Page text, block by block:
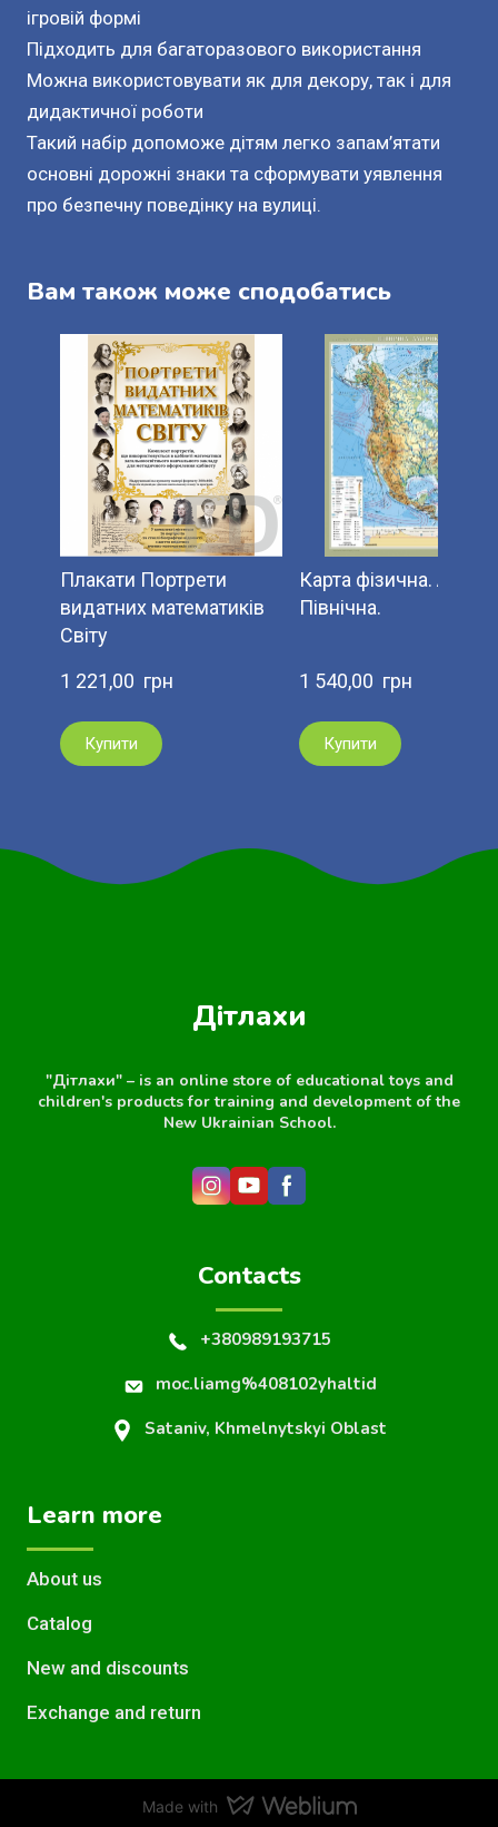
ігровій формі
Підходить для багаторазового використання
Можна використовувати як для декору, так і для
дидактичної роботи
Такий набір допоможе дітям легко запам’ятати
основні дорожні знаки та сформувати уявлення
про безпечну поведінку на вулиці.
Вам також може сподобатись
Плакати Портрети
видатних математиків
Світу
1 221,00  грн
Купити
Карта фізична.
Північна.
1 540,00  грн
Купити
Дітлахи
"Дітлахи" – is an online store of educational toys and
children's products for training and development of the
New Ukrainian School.
Contacts
+380989193715
moc.liamg%408102yhaltid
Sataniv, Khmelnytskyi Oblast
Learn more
About us
Catalog
New and discounts
Exchange and return
Made with